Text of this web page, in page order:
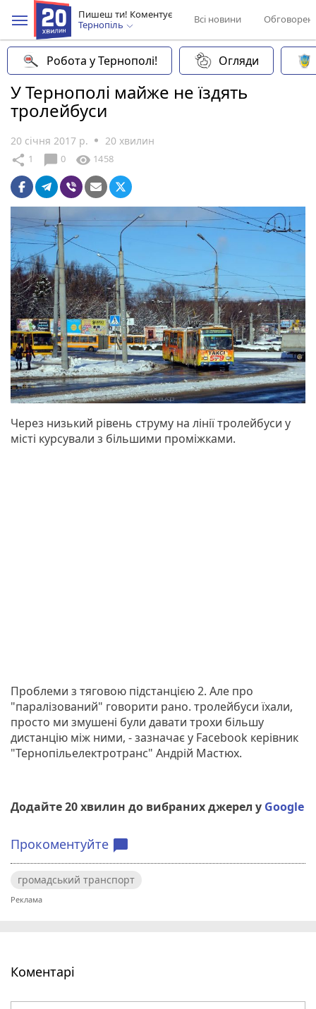
Пишеш ти! Коментує
Тернопіль
Всі новини
Робота у Тернополі! Огляди
У Тернополі майже не їздять
тролейбуси
20 січня 2017 р. 20 хвилин
share 1 chat_bubble 0 visibility 1458
Через низький рівень струму на лінії тролейбуси у
місті курсували з більшими проміжками.
Проблеми з тяговою підстанцією 2. Але про
"паралізований" говорити рано. тролейбуси їхали,
просто ми змушені були давати трохи більшу
дистанцію між ними, - зазначає у Facebook керівник
"Тернопільелектротранс" Андрій Мастюх.
Додайте 20 хвилин до вибраних джерел у Google
Прокоментуйте chat_bubble
громадський транспорт
Коментарі